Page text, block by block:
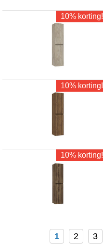
10% korting!
10% korting!
10% korting!
1 2 3